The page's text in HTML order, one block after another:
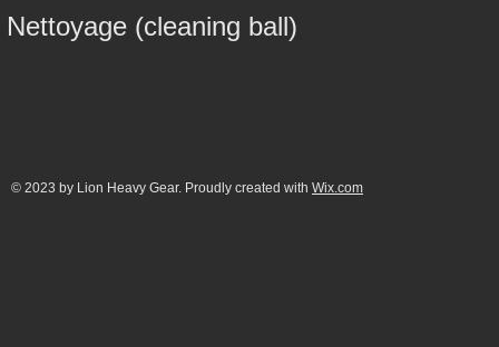
Nettoyage (cleaning ball)
© 2023 by Lion Heavy Gear. Proudly created with Wix.com